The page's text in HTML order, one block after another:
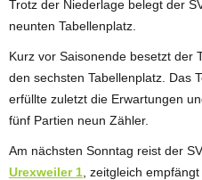
Trotz der Niederlage belegt der
neunten Tabellenplatz.
Kurz vor Saisonende besetzt der
den sechsten Tabellenplatz. Das
erfüllte zuletzt die Erwartungen
fünf Partien neun Zähler.
Am nächsten Sonntag reist der
Urexweiler 1 , zeitgleich